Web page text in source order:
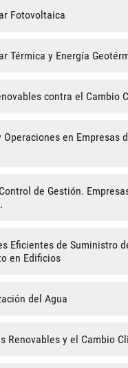
Fotovoltaica
Térmica y Energía
contra el Cambio
Operaciones en Empresas
de Gestión.
Eficientes de Suministro
en Edificios
del Agua
Renovables y el Cambio